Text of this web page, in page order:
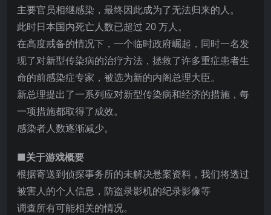
主要官员相继感染，最终因此成为了无法归来的人。
此时日本国内死亡人数已超过 20 万人。
在高度戒备的情况下，一个临时政府崛起，同时一名发
现了对新型传染病的治疗方法，拯救了许多重症患者生
命的前感染症专家，被选为新的内阁总理大臣。
新总理提出了一系列应对新型传染病和经济的措施，每
一项措施都取得了成效。
感染者人数逐渐减少。
■关于游戏概要
根据寄送到侦探事务所的未解决悬案资料，我们将透过
被害人的个人信息，防盗录影机的纪录影像等
调查所有可能相关的情况。